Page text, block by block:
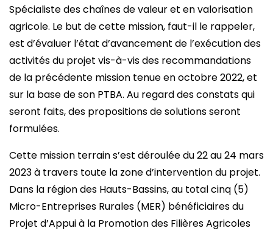
Spécialiste des chaînes de valeur et en valorisation
agricole. Le but de cette mission, faut-il le rappeler,
est d’évaluer l’état d’avancement de l’exécution des
activités du projet vis-à-vis des recommandations
de la précédente mission tenue en octobre 2022, et
sur la base de son PTBA. Au regard des constats qui
seront faits, des propositions de solutions seront
formulées.
Cette mission terrain s’est déroulée du 22 au 24 mars
2023 à travers toute la zone d’intervention du projet.
Dans la région des Hauts-Bassins, au total cinq (5)
Micro-Entreprises Rurales (MER) bénéficiaires du
Projet d’Appui à la Promotion des Filières Agricoles